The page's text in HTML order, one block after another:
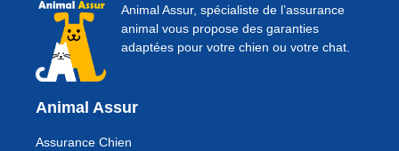
Animal Assur, spécialiste de l’assurance
animal vous propose des garanties
adaptées pour votre chien ou votre chat.
Animal Assur
Assurance Chien